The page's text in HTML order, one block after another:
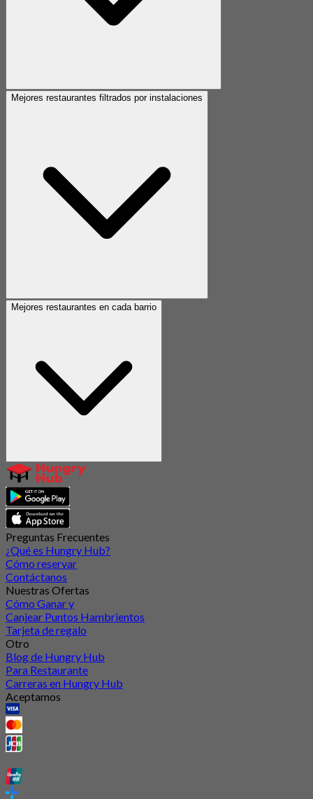
Mejores restaurantes filtrados por instalaciones
Mejores restaurantes en cada barrio
Preguntas Frecuentes
¿Qué es Hungry Hub?
Cómo reservar
Contáctanos
Nuestras Ofertas
Cómo Ganar y
Canjear Puntos Hambrientos
Tarjeta de regalo
Otro
Blog de Hungry Hub
Para Restaurante
Carreras en Hungry Hub
Aceptamos